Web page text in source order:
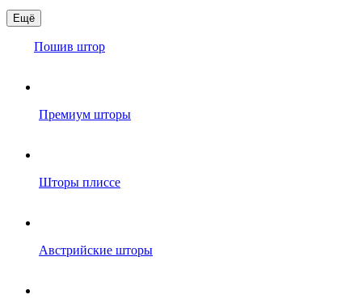
Ещё
Пошив штор
Премиум шторы
Шторы плиссе
Австрийские шторы